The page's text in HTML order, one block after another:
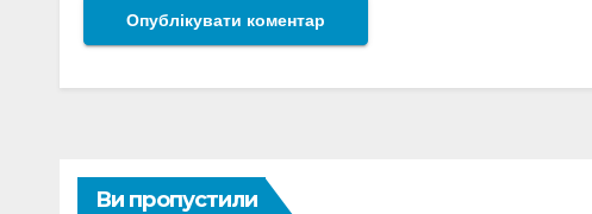
Ви пропустили